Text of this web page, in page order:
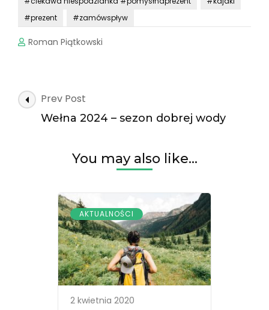
#prezent
#zamówspływ
Roman Piątkowski
Post
Navigation
Prev Post
Wełna 2024 – sezon dobrej wody
You may also like...
AKTUALNOŚCI
2 kwietnia 2020